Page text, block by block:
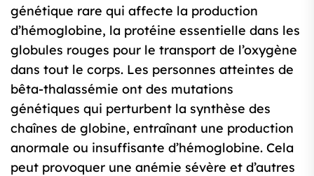
génétique rare qui affecte la production
d’hémoglobine, la protéine essentielle dans les
globules rouges pour le transport de l’oxygène
dans tout le corps. Les personnes atteintes de
bêta-thalassémie ont des mutations
génétiques qui perturbent la synthèse des
chaînes de globine, entraînant une production
anormale ou insuffisante d’hémoglobine. Cela
peut provoquer une anémie sévère et d’autres